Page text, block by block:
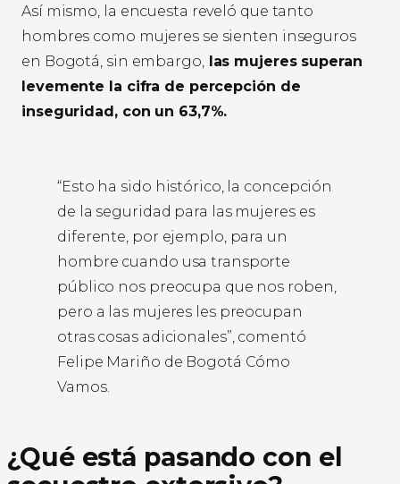
Así mismo, la encuesta reveló que tanto
hombres como mujeres se sienten inseguros
en Bogotá, sin embargo,las mujeres superan
levemente la cifra de percepción de
inseguridad, con un 63,7%.
“Esto ha sido histórico, la concepción
de la seguridad para las mujeres es
diferente, por ejemplo, para un
hombre cuando usa transporte
público nos preocupa que nos roben,
pero a las mujeres les preocupan
otras cosas adicionales”, comentó
Felipe Mariño de Bogotá Cómo
Vamos.
¿Qué está pasando con el